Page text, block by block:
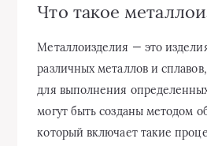
Что такое
Металлоизделия — это
различных металлов и
для выполнения
могут быть созданы методом
который включает такие